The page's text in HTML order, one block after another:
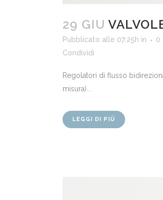
29 GIU
Pubblicato alle 07:25h in 0
Condividi
Regolatori di flusso
misura)...
LEGGI DI PIÙ